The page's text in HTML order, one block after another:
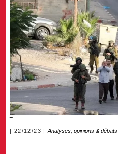
22/12/23 Analyses, opinions & débats